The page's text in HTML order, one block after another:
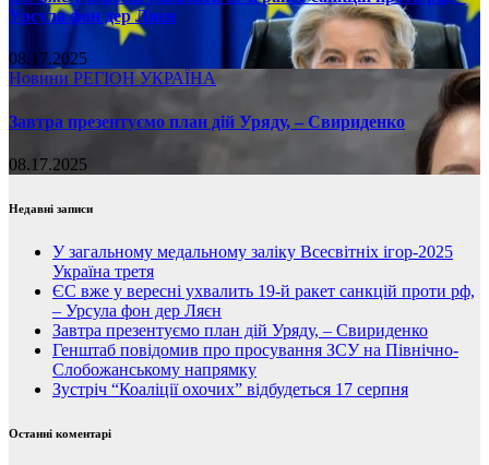
Урсула фон дер Ляєн
08.17.2025
Новини РЕГІОН УКРАЇНА
Завтра презентуємо план дій Уряду, – Свириденко
08.17.2025
Недавні записи
У загальному медальному заліку Всесвітніх ігор-2025
Україна третя
ЄС вже у вересні ухвалить 19-й ракет санкцій проти рф,
– Урсула фон дер Ляєн
Завтра презентуємо план дій Уряду, – Свириденко
Генштаб повідомив про просування ЗСУ на Північно-
Слобожанському напрямку
Зустріч “Коаліції охочих” відбудеться 17 серпня
Останні коментарі